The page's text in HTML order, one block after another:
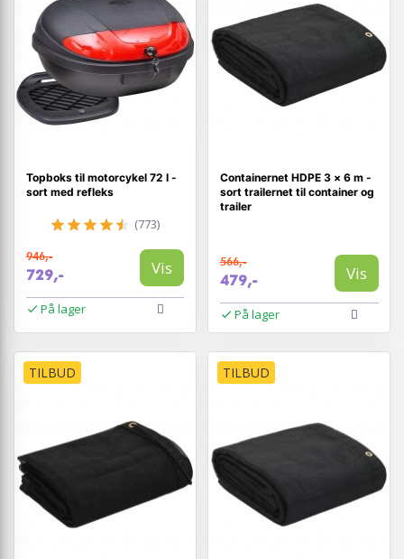
Topboks til motorcykel 72 l -
sort med refleks
(773)
946,-
729,- Vis
På lager
Containernet HDPE 3 × 6 m -
sort trailernet til container og
trailer
566,-
479,- Vis
På lager
TILBUD TILBUD